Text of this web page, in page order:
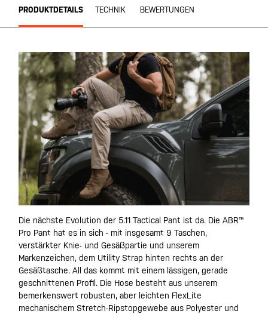
PRODUKTDETAILS TECHNIK BEWERTUNGEN
Die nächste Evolution der 5.11 Tactical Pant ist da. Die ABR™
Pro Pant hat es in sich - mit insgesamt 9 Taschen,
verstärkter Knie- und Gesäßpartie und unserem
Markenzeichen, dem Utility Strap hinten rechts an der
Gesäßtasche. All das kommt mit einem lässigen, gerade
geschnittenen Profil. Die Hose besteht aus unserem
bemerkenswert robusten, aber leichten FlexLite
mechanischem Stretch-Ripstopgewebe aus Polyester und